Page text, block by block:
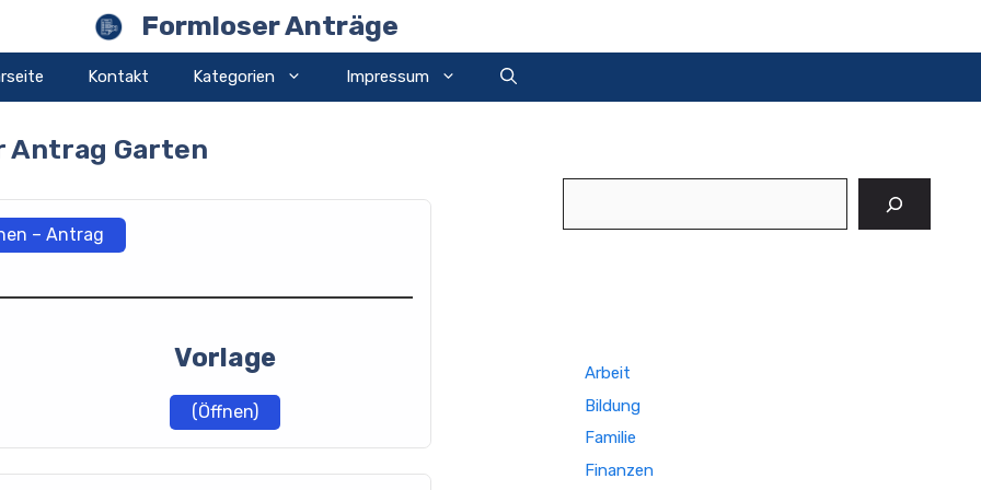
Formloser Anträge
Kontakt Kategorien Impressum
Antrag Garten
– Antrag
Vorlage
(Öffnen)
Arbeit
Bildung
Familie
Finanzen